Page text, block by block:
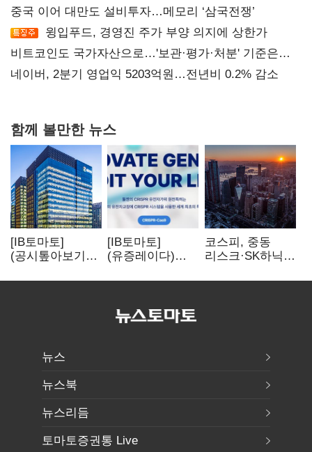
중국 이어 대만도 설비투자…메모리 ‘삼국전쟁’
윙입푸드, 경영진 주가 부양 의지에 상한가
비트코인도 국가자산으로…'보관·평가·처분' 기준은
숙제
네이버, 2분기 영업익 5203억원…전년비 0.2% 감소
함께 볼만한 뉴스
[IB토마토]
(공시톺아보기)
바로 매출로
[IB토마토]
(유증레이다)
3분의 1 토막…
비용부터 챙긴다
코스피, 중동
리스크·SK하닉
뒷걸음
뉴스
뉴스북
뉴스리듬
토마토증권통 Live